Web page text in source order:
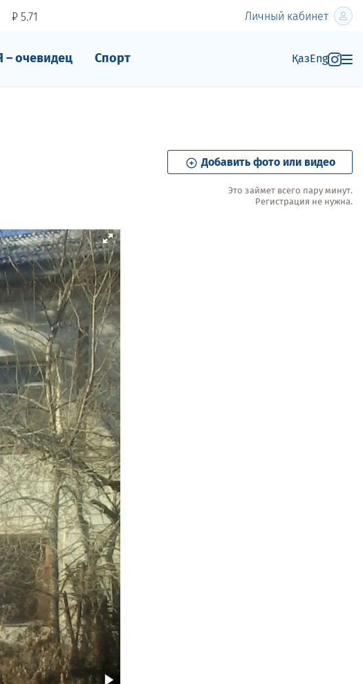
₽ 5.71 Личный кабинет
– очевидец Спорт ҚазEng
Добавить фото или видео
Это займет всего пару минут.
Регистрация не нужна.